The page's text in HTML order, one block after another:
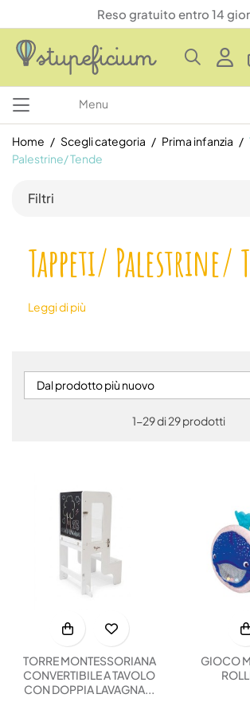
Reso gratuito entro 14
Menu
Home Scegli categoria Prima infanzia
Palestrine/ Tende
Filtri
Tappeti/ Palestrine/
Leggi di più
Dal prodotto più nuovo
1-29 di 29 prodotti
TORRE MONTESSORIANA
CONVERTIBILE A TAVOLO
CON DOPPIA LAVAGNA...
GIOCO